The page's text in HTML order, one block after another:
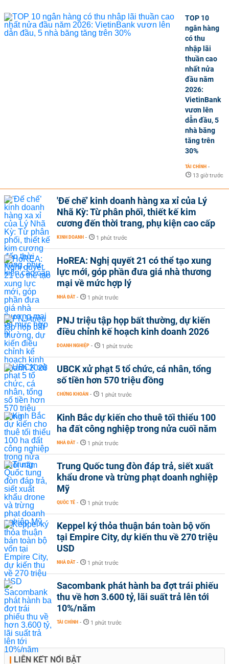
TOP 10
ngân hàng
có thu
nhập lãi
thuần cao
nhất nửa
đầu năm
2026:
VietinBank
vươn lên
dẫn đầu, 5
nhà băng
tăng trên
30%
TÀI CHÍNH -
13 giờ trước
'Đế chế’ kinh doanh hàng xa xỉ của Lý
Nhã Kỳ: Từ phân phối, thiết kế kim
cương đến thời trang, phụ kiện cao cấp
KINH DOANH - 1 phút trước
HoREA: Nghị quyết 21 có thể tạo xung
lực mới, góp phần đưa giá nhà thương
mại về mức hợp lý
NHÀ ĐẤT - 1 phút trước
PNJ triệu tập họp bất thường, dự kiến
điều chỉnh kế hoạch kinh doanh 2026
DOANH NGHIỆP - 1 phút trước
UBCK xử phạt 5 tổ chức, cá nhân, tổng
số tiền hơn 570 triệu đồng
CHỨNG KHOÁN - 1 phút trước
Kinh Bắc dự kiến cho thuê tối thiểu 100
ha đất công nghiệp trong nửa cuối năm
NHÀ ĐẤT - 1 phút trước
Trung Quốc tung đòn đáp trả, siết xuất
khẩu drone và trừng phạt doanh nghiệp
Mỹ
QUỐC TẾ - 1 phút trước
Keppel ký thỏa thuận bán toàn bộ vốn
tại Empire City, dự kiến thu về 270 triệu
USD
NHÀ ĐẤT - 1 phút trước
Sacombank phát hành ba đợt trái phiếu
thu về hơn 3.600 tỷ, lãi suất trả lên tới
10%/năm
TÀI CHÍNH - 1 phút trước
LIÊN KẾT NỔI BẬT